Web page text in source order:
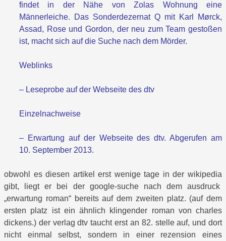
findet in der Nähe von Zolas Wohnung eine
Männerleiche. Das Sonderdezernat Q mit Karl Mørck,
Assad, Rose und Gordon, der neu zum Team gestoßen
ist, macht sich auf die Suche nach dem Mörder.
Weblinks
– Leseprobe auf der Webseite des dtv
Einzelnachweise
– Erwartung auf der Webseite des dtv. Abgerufen am
10. September 2013.
obwohl es diesen artikel erst wenige tage in der wikipedia
gibt, liegt er bei der google-suche nach dem ausdruck
„erwartung roman“ bereits auf dem zweiten platz. (auf dem
ersten platz ist ein ähnlich klingender roman von charles
dickens.) der verlag dtv taucht erst an 82. stelle auf, und dort
nicht einmal selbst, sondern in einer rezension eines